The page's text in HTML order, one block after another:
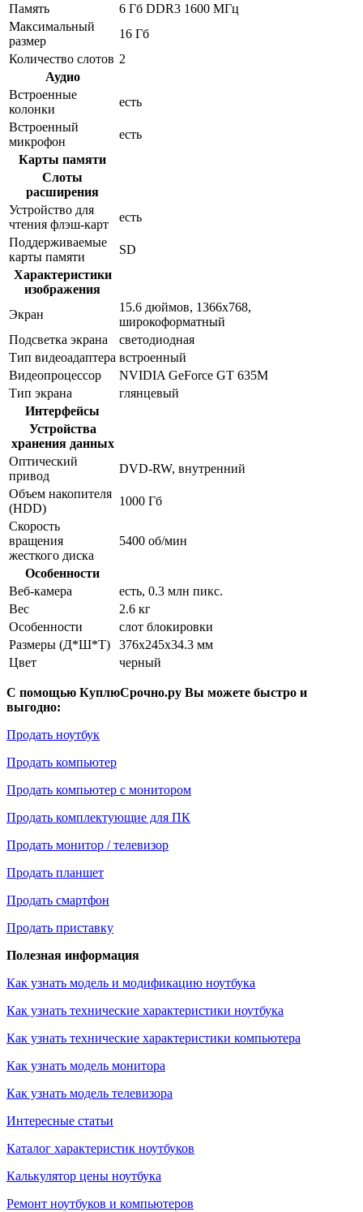
Память
6 Гб DDR3 1600 МГц
Максимальный
размер
16 Гб
Количество слотов 2
Аудио
Встроенные
колонки
есть
Встроенный
микрофон
есть
Карты памяти
Слоты
расширения
Устройство для
чтения флэш-карт
есть
Поддерживаемые
карты памяти
SD
Характеристики
изображения
Экран
15.6 дюймов, 1366x768,
широкоформатный
Подсветка экрана
светодиодная
Тип видеоадаптера встроенный
Видеопроцессор
NVIDIA GeForce GT 635M
Тип экрана
глянцевый
Интерфейсы
Устройства
хранения данных
Оптический
привод
DVD-RW, внутренний
Объем накопителя
(HDD)
1000 Гб
Скорость
вращения
жесткого диска
5400 об/мин
Особенности
Веб-камера
есть, 0.3 млн пикс.
Вес
2.6 кг
Особенности
слот блокировки
Размеры (Д*Ш*Т)
376x245x34.3 мм
Цвет
черный
С помощью КуплюСрочно.ру Вы можете быстро и
выгодно:
Продать ноутбук
Продать компьютер
Продать компьютер с монитором
Продать комплектующие для ПК
Продать монитор / телевизор
Продать планшет
Продать смартфон
Продать приставку
Полезная информация
Как узнать модель и модификацию ноутбука
Как узнать технические характеристики ноутбука
Как узнать технические характеристики компьютера
Как узнать модель монитора
Как узнать модель телевизора
Интересные статьи
Каталог характеристик ноутбуков
Калькулятор цены ноутбука
Ремонт ноутбуков и компьютеров